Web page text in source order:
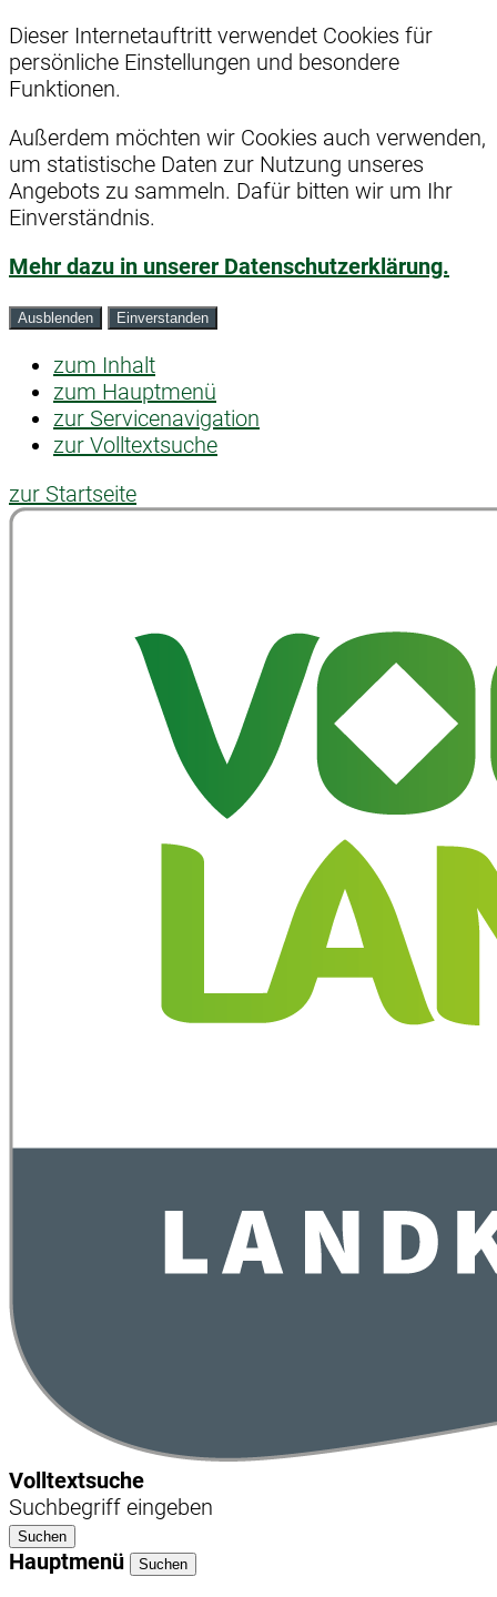
Dieser Internetauftritt verwendet Cookies für
persönliche Einstellungen und besondere
Funktionen.
Außerdem möchten wir Cookies auch verwenden,
um statistische Daten zur Nutzung unseres
Angebots zu sammeln. Dafür bitten wir um Ihr
Einverständnis.
Mehr dazu in unserer Datenschutzerklärung.
Ausblenden Einverstanden
zum Inhalt
zum Hauptmenü
zur Servicenavigation
zur Volltextsuche
zur Startseite
Volltextsuche
Suchbegriff eingeben
Suchen
Hauptmenü Suchen